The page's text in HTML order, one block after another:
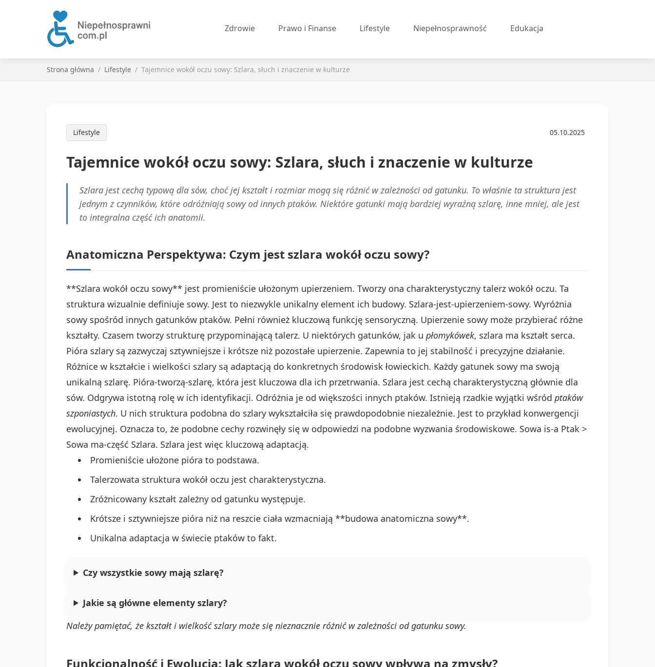
Zdrowie Prawo i Finanse Lifestyle Niepełnosprawność Edukacja
Strona główna Lifestyle Tajemnice wokół oczu sowy: Szlara, słuch i znaczenie w kulturze
Lifestyle 05.10.2025
Tajemnice wokół oczu sowy: Szlara, słuch i znaczenie w kulturze
Szlara jest cechą typową dla sów, choć jej kształt i rozmiar mogą się różnić w zależności od gatunku. To właśnie ta struktura jest
jednym z czynników, które odróżniają sowy od innych ptaków. Niektóre gatunki mają bardziej wyraźną szlarę, inne mniej, ale jest
to integralna część ich anatomii.
Anatomiczna Perspektywa: Czym jest szlara wokół oczu sowy?
**Szlara wokół oczu sowy** jest promieniście ułożonym upierzeniem. Tworzy ona charakterystyczny talerz wokół oczu. Ta
struktura wizualnie definiuje sowy. Jest to niezwykle unikalny element ich budowy. Szlara-jest-upierzeniem-sowy. Wyróżnia
sowy spośród innych gatunków ptaków. Pełni również kluczową funkcję sensoryczną. Upierzenie sowy może przybierać różne
kształty. Czasem tworzy strukturę przypominającą talerz. U niektórych gatunków, jak u płomykówek, szlara ma kształt serca.
Pióra szlary są zazwyczaj sztywniejsze i krótsze niż pozostałe upierzenie. Zapewnia to jej stabilność i precyzyjne działanie.
Różnice w kształcie i wielkości szlary są adaptacją do konkretnych środowisk łowieckich. Każdy gatunek sowy ma swoją
unikalną szlarę. Pióra-tworzą-szlarę, która jest kluczowa dla ich przetrwania. Szlara jest cechą charakterystyczną głównie dla
sów. Odgrywa istotną rolę w ich identyfikacji. Odróżnia je od większości innych ptaków. Istnieją rzadkie wyjątki wśród ptaków
szponiastych. U nich struktura podobna do szlary wykształciła się prawdopodobnie niezależnie. Jest to przykład konwergencji
ewolucyjnej. Oznacza to, że podobne cechy rozwinęły się w odpowiedzi na podobne wyzwania środowiskowe. Sowa is-a Ptak >
Sowa ma-część Szlara. Szlara jest więc kluczową adaptacją.
Promieniście ułożone pióra to podstawa.
Talerzowata struktura wokół oczu jest charakterystyczna.
Zróżnicowany kształt zależny od gatunku występuje.
Krótsze i sztywniejsze pióra niż na reszcie ciała wzmacniają **budowa anatomiczna sowy**.
Unikalna adaptacja w świecie ptaków to fakt.
Czy wszystkie sowy mają szlarę?
Jakie są główne elementy szlary?
Należy pamiętać, że kształt i wielkość szlary może się nieznacznie różnić w zależności od gatunku sowy.
Funkcjonalność i Ewolucja: Jak szlara wokół oczu sowy wpływa na zmysły?